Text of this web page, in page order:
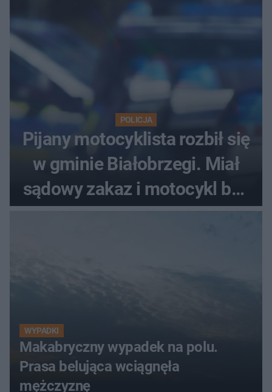
POLICJA
Pijany motocyklista rozbił się
w gminie Białobrzegi. Miał
sądowy zakaz i motocykl bez
tablic
WYPADKI
Makabryczny wypadek na polu.
Prasa belująca wciągnęła
mężczyznę